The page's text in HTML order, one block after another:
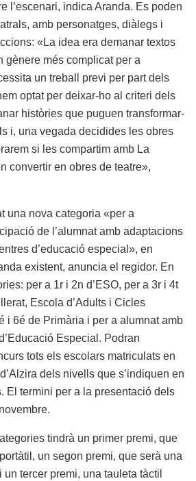
l’escenari, indica Aranda. Es poden
amb personatges, diàlegs i
«La idea era demanar textos
gènere més complicat per a
un treball previ per part dels
optat per deixar-ho al criteri dels
històries que puguen transformar-
i, una vegada decidides les obres
si les compartim amb La
convertir en obres de teatre»,
una nova categoria «per a
de l’alumnat amb adaptacions
d’educació especial», en
existent, anuncia el regidor. En
per a 1r i 2n d’ESO, per a 3r i 4t
Escola d’Adults i Cicles
i 6é de Primària i per a alumnat amb
Especial. Podran
tots els escolars matriculats en
dels nivells que s’indiquen en
El termini per a la presentació dels
tindrà un primer premi, que
un segon premi, que serà una
tercer premi, una tauleta tàctil